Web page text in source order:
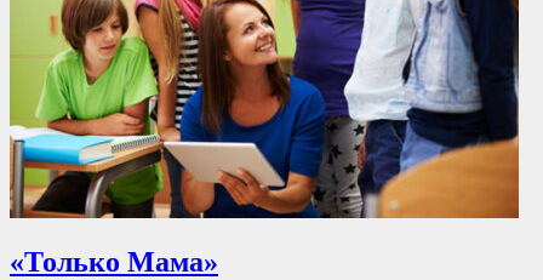
«Только Мама»